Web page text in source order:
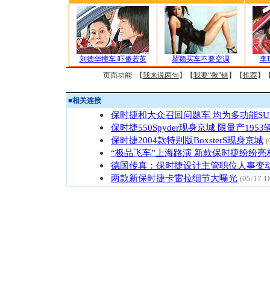
刘德华撞车 吓傻若英 瞿颖买车不要空调
李
页面功能 【我来说两句 】【我要“揪”错】【推荐】
■相关连接
保时捷和大众召回问题车 均为多功能
保时捷550Spyder现身京城 限量产1953
保时捷2004款特别版BoxsterS现身京城
“极品飞车”上海路演 新款保时捷纷纷亮
德国传真：保时捷设计主管职位人事变
两款新保时捷卡雷拉细节大曝光 (05/17